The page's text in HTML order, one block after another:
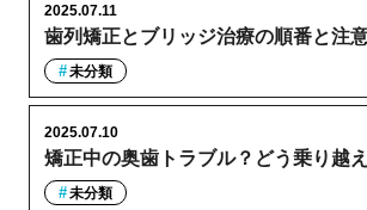
歯列矯正とブリッジ治療の順番と注
2025.07.11
未分類
矯正中の奥歯トラブル？どう乗り越
2025.07.10
未分類